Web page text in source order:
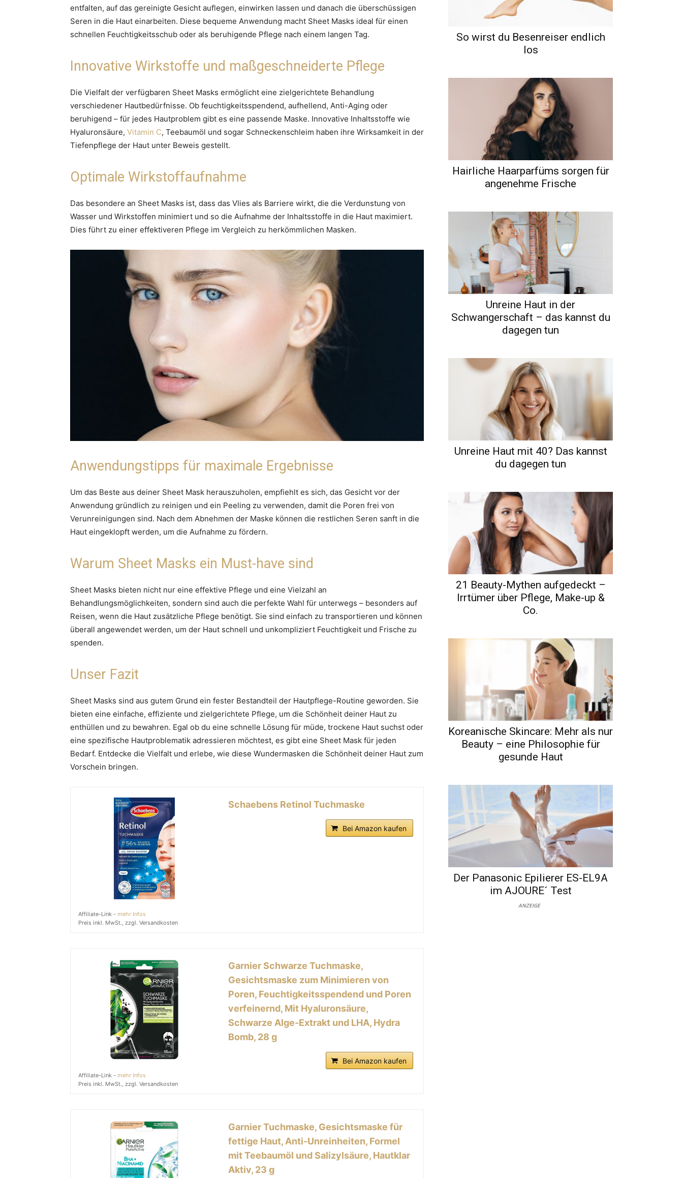
entfalten, auf das gereinigte Gesicht auflegen, einwirken lassen und danach die überschüssigen
Seren in die Haut einarbeiten. Diese bequeme Anwendung macht Sheet Masks ideal für einen
schnellen Feuchtigkeitsschub oder als beruhigende Pflege nach einem langen Tag.
Innovative Wirkstoffe und maßgeschneiderte Pflege
Die Vielfalt der verfügbaren Sheet Masks ermöglicht eine zielgerichtete Behandlung
verschiedener Hautbedürfnisse. Ob feuchtigkeitsspendend, aufhellend, Anti-Aging oder
beruhigend – für jedes Hautproblem gibt es eine passende Maske. Innovative Inhaltsstoffe wie
Hyaluronsäure, Vitamin C, Teebaumöl und sogar Schneckenschleim haben ihre Wirksamkeit in der
Tiefenpflege der Haut unter Beweis gestellt.
Optimale Wirkstoffaufnahme
Das besondere an Sheet Masks ist, dass das Vlies als Barriere wirkt, die die Verdunstung von
Wasser und Wirkstoffen minimiert und so die Aufnahme der Inhaltsstoffe in die Haut maximiert.
Dies führt zu einer effektiveren Pflege im Vergleich zu herkömmlichen Masken.
Anwendungstipps für maximale Ergebnisse
Um das Beste aus deiner Sheet Mask herauszuholen, empfiehlt es sich, das Gesicht vor der
Anwendung gründlich zu reinigen und ein Peeling zu verwenden, damit die Poren frei von
Verunreinigungen sind. Nach dem Abnehmen der Maske können die restlichen Seren sanft in die
Haut eingeklopft werden, um die Aufnahme zu fördern.
Warum Sheet Masks ein Must-have sind
Sheet Masks bieten nicht nur eine effektive Pflege und eine Vielzahl an
Behandlungsmöglichkeiten, sondern sind auch die perfekte Wahl für unterwegs – besonders auf
Reisen, wenn die Haut zusätzliche Pflege benötigt. Sie sind einfach zu transportieren und können
überall angewendet werden, um der Haut schnell und unkompliziert Feuchtigkeit und Frische zu
spenden.
Unser Fazit
Sheet Masks sind aus gutem Grund ein fester Bestandteil der Hautpflege-Routine geworden. Sie
bieten eine einfache, effiziente und zielgerichtete Pflege, um die Schönheit deiner Haut zu
enthüllen und zu bewahren. Egal ob du eine schnelle Lösung für müde, trockene Haut suchst oder
eine spezifische Hautproblematik adressieren möchtest, es gibt eine Sheet Mask für jeden
Bedarf. Entdecke die Vielfalt und erlebe, wie diese Wundermasken die Schönheit deiner Haut zum
Vorschein bringen.
Schaebens Retinol Tuchmaske
Bei Amazon kaufen
Affiliate-Link - mehr Infos
Preis inkl. MwSt., zzgl. Versandkosten
Garnier Schwarze Tuchmaske,
Gesichtsmaske zum Minimieren von
Poren, Feuchtigkeitsspendend und Poren
verfeinernd, Mit Hyaluronsäure,
Schwarze Alge-Extrakt und LHA, Hydra
Bomb, 28 g
Bei Amazon kaufen
Affiliate-Link - mehr Infos
Preis inkl. MwSt., zzgl. Versandkosten
Garnier Tuchmaske, Gesichtsmaske für
fettige Haut, Anti-Unreinheiten, Formel
mit Teebaumöl und Salizylsäure, Hautklar
Aktiv, 23 g
So wirst du Besenreiser endlich
los
Hairliche Haarparfüms sorgen für
angenehme Frische
Unreine Haut in der
Schwangerschaft – das kannst du
dagegen tun
Unreine Haut mit 40? Das kannst
du dagegen tun
21 Beauty-Mythen aufgedeckt –
Irrtümer über Pflege, Make-up &
Co.
Koreanische Skincare: Mehr als nur
Beauty – eine Philosophie für
gesunde Haut
Der Panasonic Epilierer ES-EL9A
im AJOURE´ Test
ANZEIGE